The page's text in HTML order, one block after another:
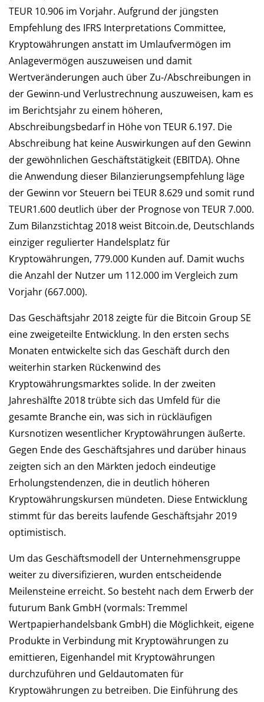
TEUR 10.906 im Vorjahr. Aufgrund der jüngsten
Empfehlung des IFRS Interpretations Committee,
Kryptowährungen anstatt im Umlaufvermögen im
Anlagevermögen auszuweisen und damit
Wertveränderungen auch über Zu-/Abschreibungen in
der Gewinn-und Verlustrechnung auszuweisen, kam es
im Berichtsjahr zu einem höheren,
Abschreibungsbedarf in Höhe von TEUR 6.197. Die
Abschreibung hat keine Auswirkungen auf den Gewinn
der gewöhnlichen Geschäftstätigkeit (EBITDA). Ohne
die Anwendung dieser Bilanzierungsempfehlung läge
der Gewinn vor Steuern bei TEUR 8.629 und somit rund
TEUR1.600 deutlich über der Prognose von TEUR 7.000.
Zum Bilanzstichtag 2018 weist Bitcoin.de, Deutschlands
einziger regulierter Handelsplatz für
Kryptowährungen, 779.000 Kunden auf. Damit wuchs
die Anzahl der Nutzer um 112.000 im Vergleich zum
Vorjahr (667.000).
Das Geschäftsjahr 2018 zeigte für die Bitcoin Group SE
eine zweigeteilte Entwicklung. In den ersten sechs
Monaten entwickelte sich das Geschäft durch den
weiterhin starken Rückenwind des
Kryptowährungsmarktes solide. In der zweiten
Jahreshälfte 2018 trübte sich das Umfeld für die
gesamte Branche ein, was sich in rückläufigen
Kursnotizen wesentlicher Kryptowährungen äußerte.
Gegen Ende des Geschäftsjahres und darüber hinaus
zeigten sich an den Märkten jedoch eindeutige
Erholungstendenzen, die in deutlich höheren
Kryptowährungskursen mündeten. Diese Entwicklung
stimmt für das bereits laufende Geschäftsjahr 2019
optimistisch.
Um das Geschäftsmodell der Unternehmensgruppe
weiter zu diversifizieren, wurden entscheidende
Meilensteine erreicht. So besteht nach dem Erwerb der
futurum Bank GmbH (vormals: Tremmel
Wertpapierhandelsbank GmbH) die Möglichkeit, eigene
Produkte in Verbindung mit Kryptowährungen zu
emittieren, Eigenhandel mit Kryptowährungen
durchzuführen und Geldautomaten für
Kryptowährungen zu betreiben. Die Einführung des